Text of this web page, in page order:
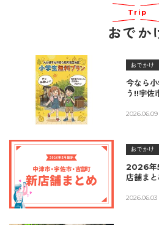
Trip
おでか
おでかけ
今なら
う!!宇佐
2026.06.09
おでかけ
2026年
店舗まと
2026.06.03